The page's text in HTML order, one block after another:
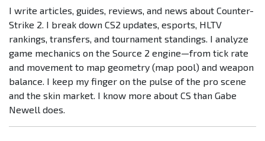
I write articles, guides, reviews, and news about Counter-
Strike 2. I break down CS2 updates, esports, HLTV
rankings, transfers, and tournament standings. I analyze
game mechanics on the Source 2 engine—from tick rate
and movement to map geometry (map pool) and weapon
balance. I keep my finger on the pulse of the pro scene
and the skin market. I know more about CS than Gabe
Newell does.